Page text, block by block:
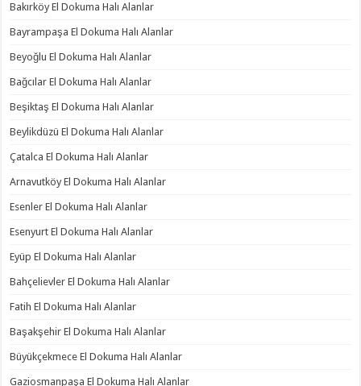
Bakırköy El Dokuma Halı Alanlar
Bayrampaşa El Dokuma Halı Alanlar
Beyoğlu El Dokuma Halı Alanlar
Bağcılar El Dokuma Halı Alanlar
Beşiktaş El Dokuma Halı Alanlar
Beylikdüzü El Dokuma Halı Alanlar
Çatalca El Dokuma Halı Alanlar
Arnavutköy El Dokuma Halı Alanlar
Esenler El Dokuma Halı Alanlar
Esenyurt El Dokuma Halı Alanlar
Eyüp El Dokuma Halı Alanlar
Bahçelievler El Dokuma Halı Alanlar
Fatih El Dokuma Halı Alanlar
Başakşehir El Dokuma Halı Alanlar
Büyükçekmece El Dokuma Halı Alanlar
Gaziosmanpaşa El Dokuma Halı Alanlar